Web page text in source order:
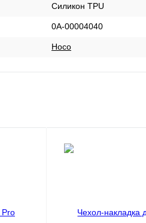
Силикон TPU
0А-00004040
Hoco